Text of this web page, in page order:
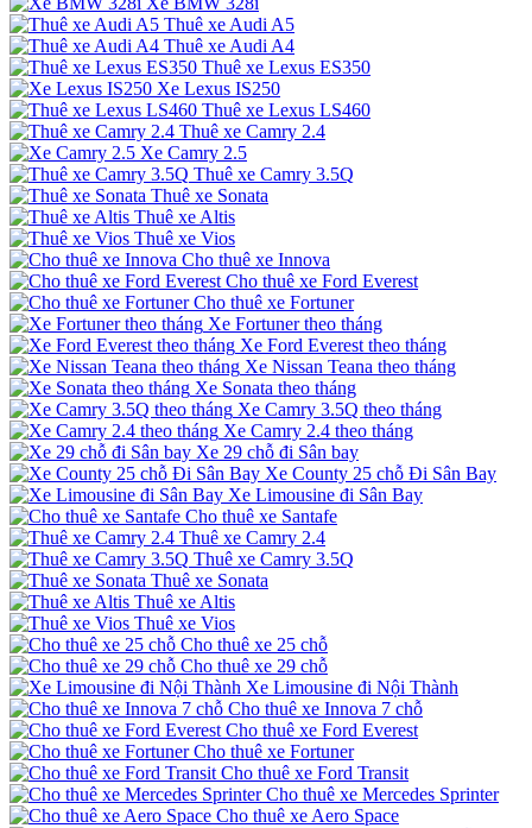
Thuê xe Audi A5
Thuê xe Audi A4
Thuê xe Lexus ES350
Xe Lexus IS250
Thuê xe Lexus LS460
Thuê xe Camry 2.4
Xe Camry 2.5
Thuê xe Camry 3.5Q
Thuê xe Sonata
Thuê xe Altis
Thuê xe Vios
Cho thuê xe Innova
Cho thuê xe Ford Everest
Cho thuê xe Fortuner
Xe Fortuner theo tháng
Xe Ford Everest theo tháng
Xe Nissan Teana theo tháng
Xe Sonata theo tháng
Xe Camry 3.5Q theo tháng
Xe Camry 2.4 theo tháng
Xe 29 chỗ đi Sân bay
Xe County 25 chỗ Đi Sân Bay
Xe Limousine đi Sân Bay
Cho thuê xe Santafe
Thuê xe Camry 2.4
Thuê xe Camry 3.5Q
Thuê xe Sonata
Thuê xe Altis
Thuê xe Vios
Cho thuê xe 25 chỗ
Cho thuê xe 29 chỗ
Xe Limousine đi Nội Thành
Cho thuê xe Innova 7 chỗ
Cho thuê xe Ford Everest
Cho thuê xe Fortuner
Cho thuê xe Ford Transit
Cho thuê xe Mercedes Sprinter
Cho thuê xe Aero Space